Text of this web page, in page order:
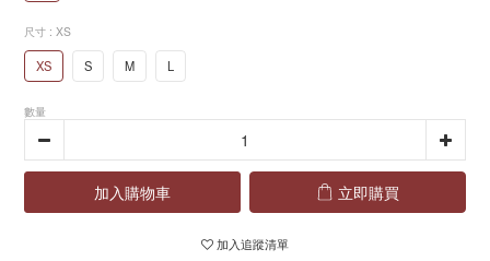
尺寸 : XS
XS S M L
數量
加入購物車 立即購買
加入追蹤清單